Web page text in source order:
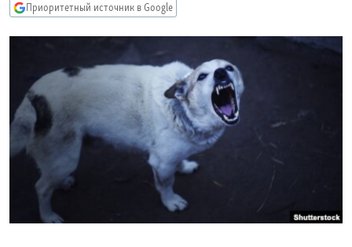
Вернутся
КАВКАЗ.РЕАЛИИ
СИБИРЬ.РЕАЛИИ
РАСПИСАНИЕ ВЕЩАНИЯ
ПОДПИШИТЕСЬ НА РАССЫЛКУ
СОЦИАЛЬНЫЕ СЕТИ
Приоритетный источник в Google